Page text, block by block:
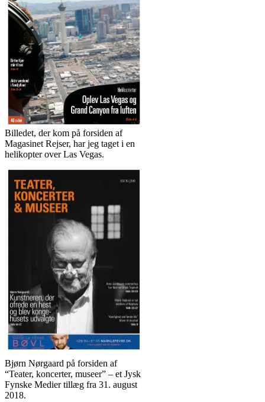
Billedet, der kom på forsiden af
Magasinet Rejser, har jeg taget i en
helikopter over Las Vegas.
Bjørn Nørgaard på forsiden af
“Teater, koncerter, museer” – et Jysk
Fynske Medier tillæg fra 31. august
2018.